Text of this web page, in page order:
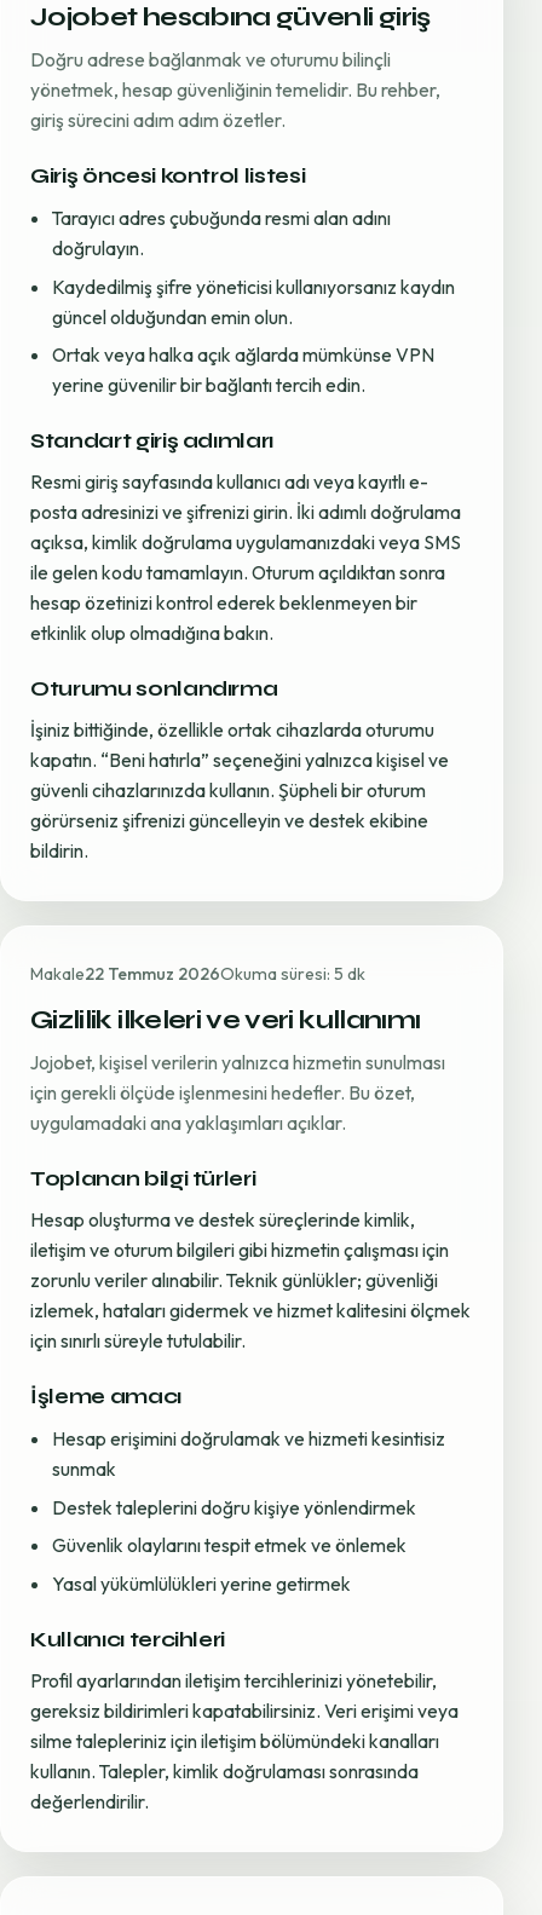
Jojobet hesabına güvenli giriş
Doğru adrese bağlanmak ve oturumu bilinçli
yönetmek, hesap güvenliğinin temelidir. Bu rehber,
giriş sürecini adım adım özetler.
Giriş öncesi kontrol listesi
Tarayıcı adres çubuğunda resmi alan adını
doğrulayın.
Kaydedilmiş şifre yöneticisi kullanıyorsanız kaydın
güncel olduğundan emin olun.
Ortak veya halka açık ağlarda mümkünse VPN
yerine güvenilir bir bağlantı tercih edin.
Standart giriş adımları
Resmi giriş sayfasında kullanıcı adı veya kayıtlı e-
posta adresinizi ve şifrenizi girin. İki adımlı doğrulama
açıksa, kimlik doğrulama uygulamanızdaki veya SMS
ile gelen kodu tamamlayın. Oturum açıldıktan sonra
hesap özetinizi kontrol ederek beklenmeyen bir
etkinlik olup olmadığına bakın.
Oturumu sonlandırma
İşiniz bittiğinde, özellikle ortak cihazlarda oturumu
kapatın. “Beni hatırla” seçeneğini yalnızca kişisel ve
güvenli cihazlarınızda kullanın. Şüpheli bir oturum
görürseniz şifrenizi güncelleyin ve destek ekibine
bildirin.
Makale22 Temmuz 2026Okuma süresi: 5 dk
Gizlilik ilkeleri ve veri kullanımı
Jojobet, kişisel verilerin yalnızca hizmetin sunulması
için gerekli ölçüde işlenmesini hedefler. Bu özet,
uygulamadaki ana yaklaşımları açıklar.
Toplanan bilgi türleri
Hesap oluşturma ve destek süreçlerinde kimlik,
iletişim ve oturum bilgileri gibi hizmetin çalışması için
zorunlu veriler alınabilir. Teknik günlükler; güvenliği
izlemek, hataları gidermek ve hizmet kalitesini ölçmek
için sınırlı süreyle tutulabilir.
İşleme amacı
Hesap erişimini doğrulamak ve hizmeti kesintisiz
sunmak
Destek taleplerini doğru kişiye yönlendirmek
Güvenlik olaylarını tespit etmek ve önlemek
Yasal yükümlülükleri yerine getirmek
Kullanıcı tercihleri
Profil ayarlarından iletişim tercihlerinizi yönetebilir,
gereksiz bildirimleri kapatabilirsiniz. Veri erişimi veya
silme talepleriniz için iletişim bölümündeki kanalları
kullanın. Talepler, kimlik doğrulaması sonrasında
değerlendirilir.